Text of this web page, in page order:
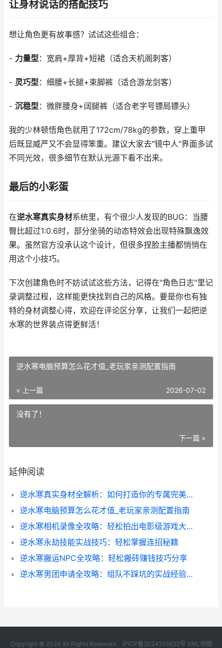
让身材说话的搭配技巧
想让角色更有故事感？试试这些组合：
- 力量型：宽肩+厚背+短裙（适合天机阁刺客）
- 灵巧型：细腰+长腿+束脚裤（适合游龙剑客）
- 沉稳型：微胖腰身+阔腿裤（适合老字号镖局镖头）
我的少林顿悟角色就用了172cm/78kg的参数，穿上重甲
后既显威严又不会显得笨重。建议大家去"镜中人"界面多试
不同光效，很多细节在默认光源下看不出来。
最后的小彩蛋
在逆水寒真实身材系统里，有个很少人发现的BUG：当腰
臀比超过1:0.6时，部分坐骑的动态特效会出现特殊飘逸效
果。虽然官方没承认这个设计，但很多捏脸主播都悄悄在
用这个小技巧。
下次创建角色时不妨试试这些方法，记得在"角色日志"里记
录调整过程，这样能更快找到自己的风格。要是你也有独
特的身材调整心得，欢迎在评论区分享，让我们一起把逆
水寒的世界装点得更鲜活！
逆水寒电脑预算怎么花才值_老玩家亲测配置指南
« 上一篇 2026-07-02
没有了！
下一篇 »
延伸阅读
逆水寒真实身材全解析：如何打造你的专属完美角色
逆水寒电脑预算怎么花才值_老玩家亲测配置指南
逆水寒相机录像全攻略：轻松拍出电影级游戏大片
逆水寒永劫技能实战技巧：轻松掌握连招秘籍
逆水寒搬运NPC全攻略：轻松搬砖赚钱技巧分享
逆水寒男团申请全攻略：组队不踩坑的实战经验分享
Copyright © 2024 All Rights Reserved. 沪ICP备2024105632号 XML地图